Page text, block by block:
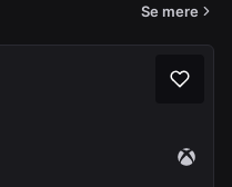
Se mere